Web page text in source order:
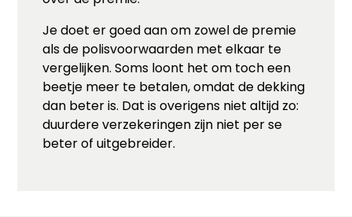
Je doet er goed aan om zowel de premie
als de polisvoorwaarden met elkaar te
vergelijken. Soms loont het om toch een
beetje meer te betalen, omdat de dekking
dan beter is. Dat is overigens niet altijd zo:
duurdere verzekeringen zijn niet per se
beter of uitgebreider.